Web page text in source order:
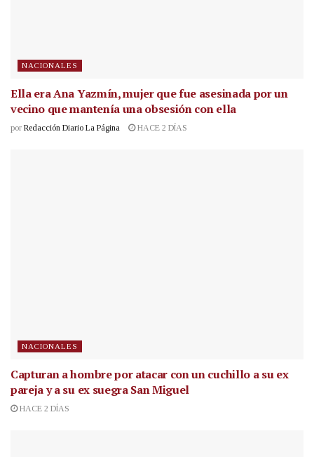
NACIONALES
Ella era Ana Yazmín, mujer que fue asesinada por un
vecino que mantenía una obsesión con ella
por Redacción Diario La Página HACE 2 DÍAS
NACIONALES
Capturan a hombre por atacar con un cuchillo a su ex
pareja y a su ex suegra San Miguel
HACE 2 DÍAS